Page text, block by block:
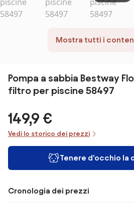
Mostra tutti i
Pompa a sabbia Bestway
filtro per piscine 58497
149,9 €
Vedi lo storico dei prezzi
Tenere d'occhio la
Cronologia dei prezzi